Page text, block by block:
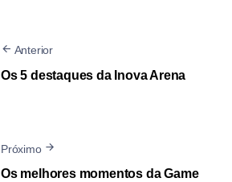
Anterior
Os 5 destaques da Inova Arena
Próximo
Os melhores momentos da Game